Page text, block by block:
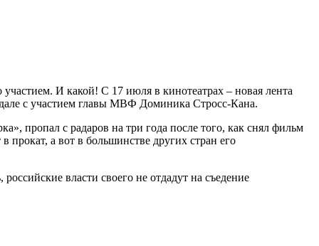
И какой! С 17 июля в кинотеатрах – новая лента
с участием главы МВФ Доминика Стросс-Кана.
пропал с радаров на три года после того, как снял фильм
а вот в большинстве других стран его
власти своего не отдадут на съедение